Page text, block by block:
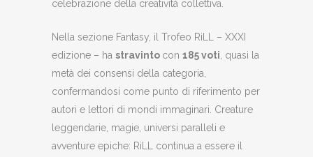
celebrazione della creatività collettiva.
Nella sezione Fantasy, il Trofeo RiLL – XXXI
edizione – ha stravinto con 185 voti , quasi la
metà dei consensi della categoria,
confermandosi come punto di riferimento per
autori e lettori di mondi immaginari. Creature
leggendarie, magie, universi paralleli e
avventure epiche: RiLL continua a essere il